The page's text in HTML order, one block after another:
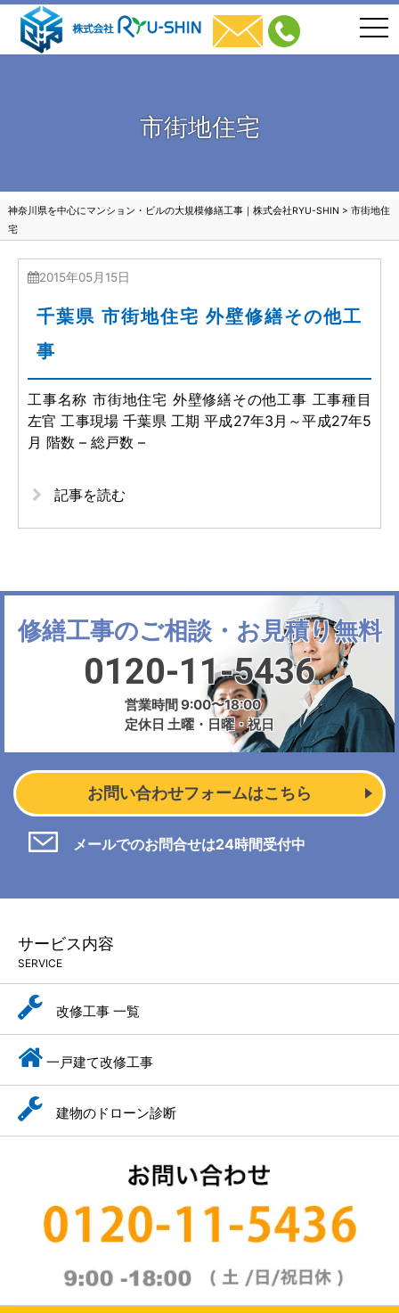
市街地住宅
神奈川県を中心にマンション・ビルの大規模修繕工事｜株式会社RYU-SHIN > 市街地住
宅
2015年05月15日
千葉県 市街地住宅 外壁修繕その他工
事
工事名称 市街地住宅 外壁修繕その他工事 工事種目
左官 工事現場 千葉県 工期 平成27年3月～平成27年5
月 階数 – 総戸数 –
記事を読む
修繕工事のご相談・お見積り無料
0120-11-5436
営業時間 9:00〜18:00
定休日 土曜・日曜・祝日
お問い合わせフォームはこちら
メールでのお問合せは24時間受付中
サービス内容
SERVICE
改修工事 一覧
一戸建て改修工事
建物のドローン診断